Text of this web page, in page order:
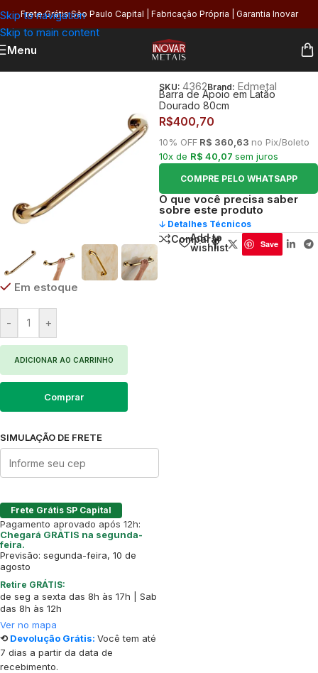
Skip to navigation
Skip to main content
Frete Grátis São Paulo Capital | Fabricação Própria | Garantia Inovar
Menu
Em estoque
- +
ADICIONAR AO CARRINHO
Comprar
SIMULAÇÃO DE FRETE
Frete Grátis SP Capital
Pagamento aprovado após 12h:
Chegará GRÁTIS na segunda-
feira.
Previsão: segunda-feira, 10 de
agosto
Retire GRÁTIS:
de seg a sexta das 8h às 17h | Sab
das 8h às 12h
Ver no mapa
⟲ Devolução Grátis: Você tem até
7 dias a partir da data de
recebimento.
SKU: 4362Brand: Edmetal
Barra de Apoio em Latão
Dourado 80cm
R$400,70
10% OFF R$ 360,63 no Pix/Boleto
10x de R$ 40,07 sem juros
COMPRE PELO WHATSAPP
O que você precisa saber
sobre este produto
🡣 Detalhes Técnicos
Comparar
Add to
wishlist
Save